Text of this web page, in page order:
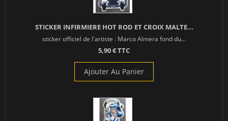
STICKER INFIRMIERE HOT ROD ET CROIX MALTE...
sticker officiel de l'artiste : Marco Almera fond du...
5,90 € TTC
Ajouter Au Panier